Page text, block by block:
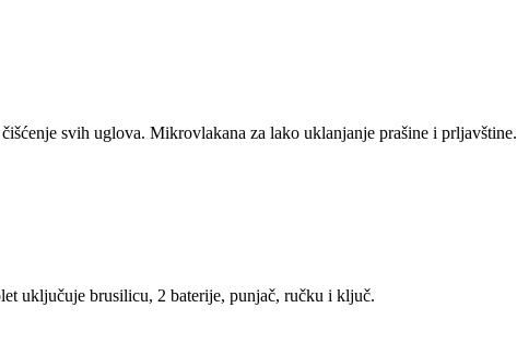
svih uglova. Mikrovlakana za lako uklanjanje prašine i prljavštine.
uključuje brusilicu, 2 baterije, punjač, ručku i ključ.